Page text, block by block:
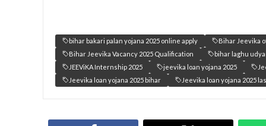
bihar bakari palan yojana 2025 online apply
Bihar Jeevika
Bihar Jeevika Vacancy 2025 Qualification
bihar laghu
JEEViKA Internship 2025
jeevika loan yojana 2025
Jeevika loan yojana 2025 bihar
Jeevika loan yojana 2025